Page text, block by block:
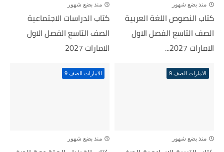
منذ بضع شهور
كتاب النصوص اللغة العربية
الصف التاسع الفصل الاول
الامارات 2027...
منذ بضع شهور
كتاب الدراسات الاجتماعية
الصف التاسع الفصل الاول
الامارات 2027
الامارات الصف 9
منذ بضع شهور
الامارات الصف 9
منذ بضع شهور